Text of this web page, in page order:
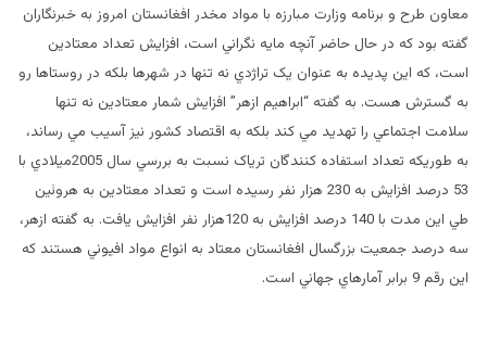
معاون طرح و برنامه وزارت مبارزه با مواد مخدر افغانستان امروز به خبرنگاران
گفته بود که در حال حاضر آنچه مايه نگراني است، افزايش تعداد معتادين
است، که اين پديده به عنوان يک تراژدي نه تنها در شهرها بلکه در روستاها رو
به گسترش هست. به گفته “ابراهيم ازهر” افزايش شمار معتادين نه تنها
سلامت اجتماعي را تهديد مي کند بلکه به اقتصاد کشور نيز آسيب مي رساند،
به طوريکه تعداد استفاده کنندگان ترياک نسبت به بررسي سال 2005ميلادي با
53 درصد افزايش به 230 هزار نفر رسيده است و تعداد معتادين به هروئين
طي اين مدت با 140 درصد افزايش به 120هزار نفر افزايش يافت. به گفته ازهر،
سه درصد جمعيت بزرگسال افغانستان معتاد به انواع مواد افيوني هستند که
اين رقم 9 برابر آمارهاي جهاني است.